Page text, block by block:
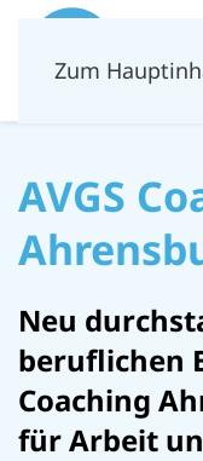
Zum
AVGS
Neu
beruflichen
Coaching
für Arbeit